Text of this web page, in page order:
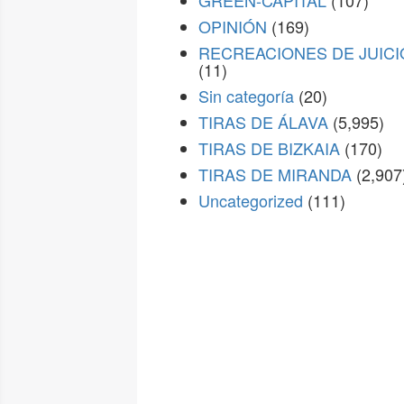
OPINIÓN (169)
RECREACIONES DE
(11)
Sin categoría (20)
TIRAS DE ÁLAVA (5,995)
TIRAS DE BIZKAIA (170)
TIRAS DE MIRANDA
Uncategorized (111)